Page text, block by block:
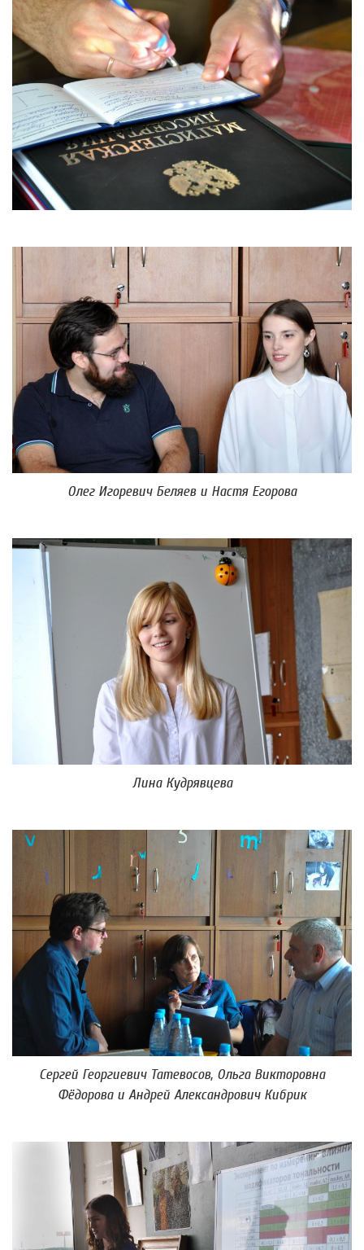
Олег Игоревич Беляев и Настя Егорова
Лина Кудрявцева
Сергей Георгиевич Татевосов, Ольга Викторовна
Фёдорова и Андрей Александрович Кибрик